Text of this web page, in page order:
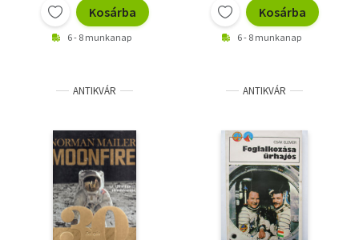
Kosárba
6 - 8 munkanap
laboratóriumok /
Földünk légköre / Az
űrkutatás további
Kosárba
6 - 8 munkanap
ANTIKVÁR ANTIKVÁR